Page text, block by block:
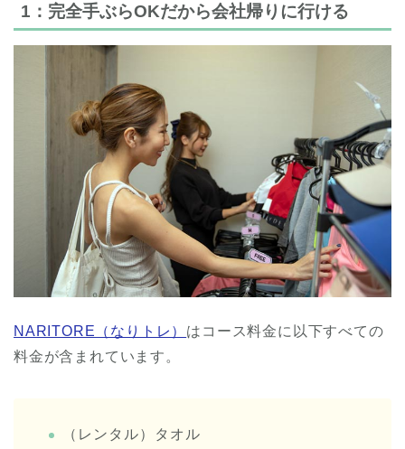
1：完全手ぶらOKだから会社帰りに行ける
NARITORE（なりトレ） はコース料金に以下すべての
料金が含まれています。
（レンタル）タオル